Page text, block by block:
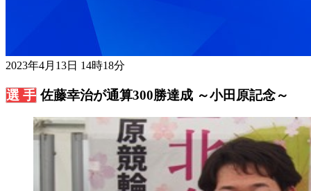
2023年4月13日 14時18分
佐藤幸治が通算300勝達成 ～小田原記念～